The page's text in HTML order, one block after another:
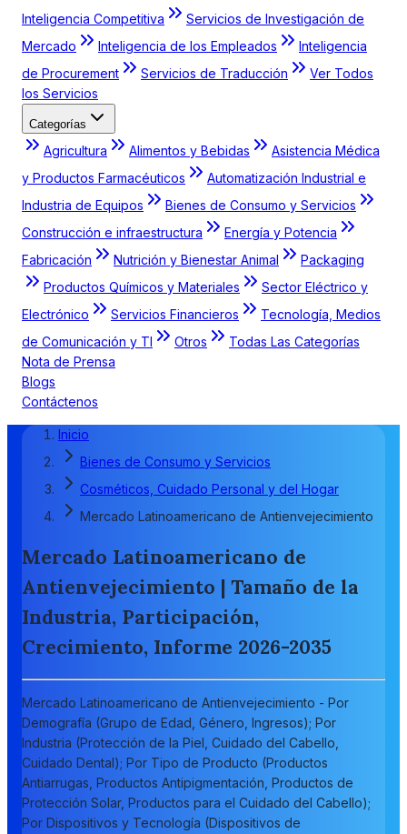
Inteligencia Competitiva
Servicios de Investigación de
Mercado
Inteligencia de los Empleados
Inteligencia
de Procurement
Servicios de Traducción
Ver Todos
los Servicios
Categorías
Agricultura Alimentos y Bebidas
Asistencia Médica
y Productos Farmacéuticos
Automatización Industrial e
Industria de Equipos
Bienes de Consumo y Servicios
Construcción e infraestructura
Energía y Potencia
Fabricación
Nutrición y Bienestar Animal
Packaging
Productos Químicos y Materiales
Sector Eléctrico y
Electrónico
Servicios Financieros
Tecnología, Medios
de Comunicación y TI
Otros
Todas Las Categorías
Nota de Prensa
Blogs
Contáctenos
Inicio
Bienes de Consumo y Servicios
Cosméticos, Cuidado Personal y del Hogar
Mercado Latinoamericano de Antienvejecimiento
Mercado Latinoamericano de
Antienvejecimiento | Tamaño de la
Industria, Participación,
Crecimiento, Informe 2026-2035
Mercado Latinoamericano de Antienvejecimiento - Por
Demografía (Grupo de Edad, Género, Ingresos); Por
Industria (Protección de la Piel, Cuidado del Cabello,
Cuidado Dental); Por Tipo de Producto (Productos
Antiarrugas, Productos Antipigmentación, Productos de
Protección Solar, Productos para el Cuidado del Cabello);
Por Dispositivos y Tecnología (Dispositivos de